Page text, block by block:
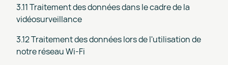
3.11 Traitement des données dans le cadre de la
vidéosurveillance
3.12 Traitement des données lors de l'utilisation de
notre réseau Wi-Fi